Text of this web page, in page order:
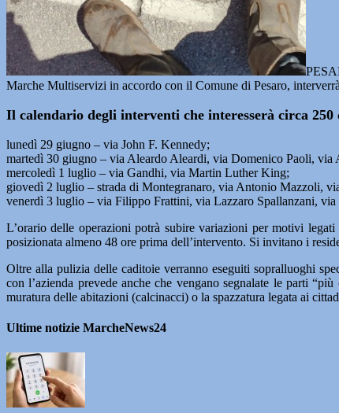
Marche Multiservizi in accordo con il Comune di Pesaro,
Il calendario degli interventi che interesserà circa 250
lunedì 29 giugno – via John F. Kennedy;
martedì 30 giugno – via Aleardo Aleardi, via Domenico Paoli, via
mercoledì 1 luglio – via Gandhi, via Martin Luther King;
giovedì 2 luglio – strada di Montegranaro, via Antonio Mazzoli,
venerdì 3 luglio – via Filippo Frattini, via Lazzaro Spallanzani,
L’orario delle operazioni potrà subire variazioni per motivi
posizionata almeno 48 ore prima dell’intervento. Si invitano i
Oltre alla pulizia delle caditoie verranno eseguiti sopralluoghi
con l’azienda prevede anche che vengano segnalate le parti
muratura delle abitazioni (calcinacci) o la spazzatura legata ai
Ultime notizie MarcheNews24